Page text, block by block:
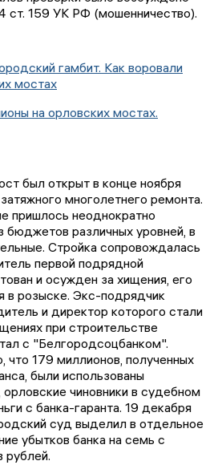
ст. 159 УК РФ (мошенничество).
гамбит. Как воровали
мостах
на орловских мостах.
был открыт в конце ноября
многолетнего ремонта.
пришлось неоднократно
бюджетов различных уровней, в
Стройка сопровождалась
первой подрядной
и осужден за хищения, его
в розыске. Экс-подрядчик
и директор которого стали
при строительстве
с "Белгородсоцбанком".
что 179 миллионов, полученных
были использованы
чиновники в судебном
с банка-гаранта. 19 декабря
суд выделил в отдельное
убытков банка на семь с
рублей.